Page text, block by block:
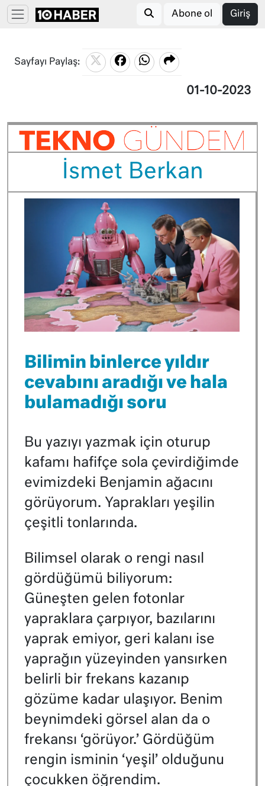
Abone ol Giriş
Sayfayı Paylaş:
01-10-2023
İsmet Berkan
Bilimin binlerce yıldır
cevabını aradığı ve hala
bulamadığı soru
Bu yazıyı yazmak için oturup
kafamı hafifçe sola çevirdiğimde
evimizdeki Benjamin ağacını
görüyorum. Yaprakları yeşilin
çeşitli tonlarında.
Bilimsel olarak o rengi nasıl
gördüğümü biliyorum:
Güneşten gelen fotonlar
yapraklara çarpıyor, bazılarını
yaprak emiyor, geri kalanı ise
yaprağın yüzeyinden yansırken
belirli bir frekans kazanıp
gözüme kadar ulaşıyor. Benim
beynimdeki görsel alan da o
frekansı ‘görüyor.’ Gördüğüm
rengin isminin ‘yeşil’ olduğunu
çocukken öğrendim.